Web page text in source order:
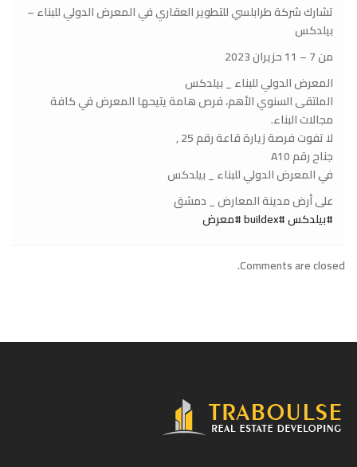
تشارك شركة طرابلسي للتطوير العقاري في المعرض الدولي للبناء –
بيلدكس
من 7 – 11 حزيران 2023
المعرض الدولي للبناء _ بيلدكس
الملتقى السنوي الأهم، فرص هامة يتيحها المعرض في كافة
مجالات البناء.
لا تفوت فرصة زيارة قاعة رقم 25 ,
جناح رقم A10
في المعرض الدولي للبناء _ بيلدكس
على أرض مدينة المعارض _ دمشق
#بيلدكس#buildex #معرض
Comments are closed.